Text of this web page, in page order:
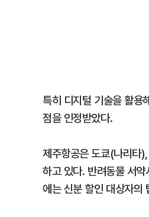
특히 디지털 기술을 활용
점을 인정받았다.
제주항공은 도쿄(나리타
하고 있다. 반려동물 서
에는 신분 할인 대상자의